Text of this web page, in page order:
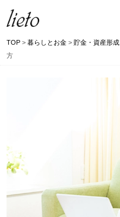
TOP >暮らしとお金 >貯金・資産形成
方